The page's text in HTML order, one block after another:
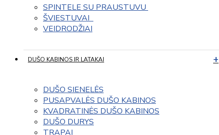
SPINTELE SU PRAUSTUVU
ŠVIESTUVAI
VEIDRODŽIAI
DUŠO KABINOS IR LATAKAI
DUŠO SIENELĖS
PUSAPVALĖS DUŠO KABINOS
KVADRATINĖS DUŠO KABINOS
DUŠO DURYS
TRAPAI